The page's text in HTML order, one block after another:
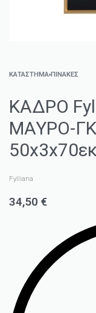
ΚΑΤΑΣΤΗΜΑ›ΠΊΝΑΚΕΣ
ΚΑΔΡΟ
ΜΑΥΡΟ-
50x3x70εκ
Fylliana
34,50 €